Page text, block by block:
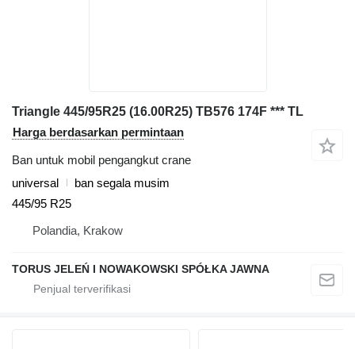
Triangle 445/95R25 (16.00R25) TB576 174F *** TL
Harga berdasarkan permintaan
Ban untuk mobil pengangkut crane
universal
ban segala musim
445/95 R25
Polandia, Krakow
TORUS JELEŃ I NOWAKOWSKI SPÓŁKA JAWNA